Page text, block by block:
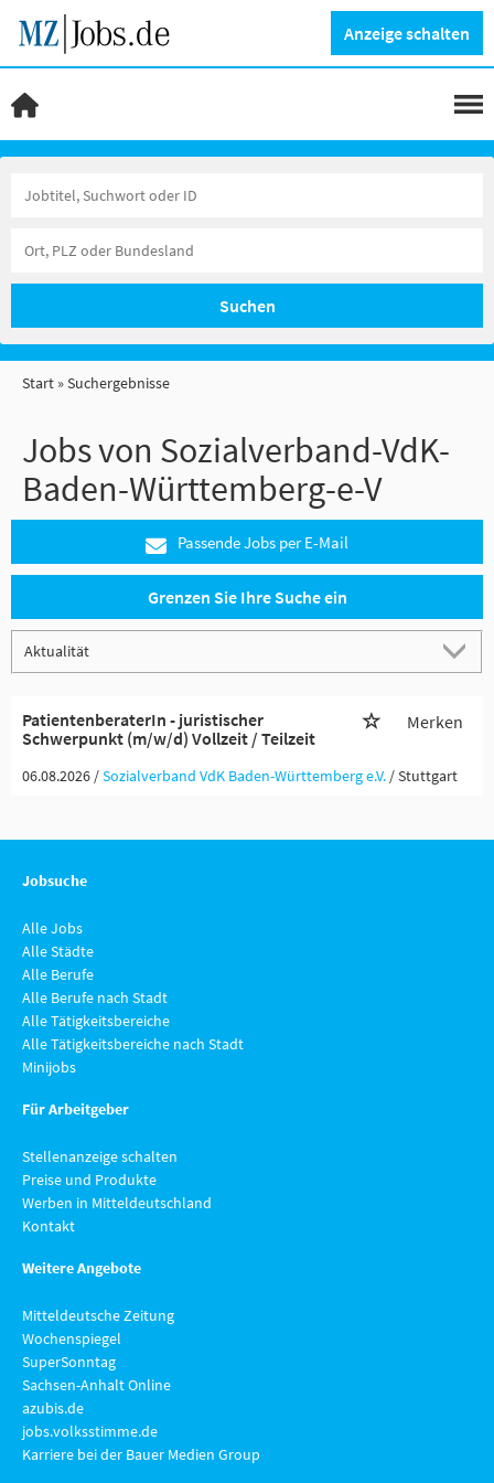
Anzeige schalten
Suchen
Start Suchergebnisse
Jobs von Sozialverband-VdK-
Baden-Württemberg-e-V
Passende Jobs per E-Mail
Grenzen Sie Ihre Suche ein
PatientenberaterIn - juristischer
Schwerpunkt (m/w/d) Vollzeit / Teilzeit
Merken
06.08.2026 /Sozialverband VdK Baden-Württemberg e.V. / Stuttgart
Jobsuche
Alle Jobs
Alle Städte
Alle Berufe
Alle Berufe nach Stadt
Alle Tätigkeitsbereiche
Alle Tätigkeitsbereiche nach Stadt
Minijobs
Für Arbeitgeber
Stellenanzeige schalten
Preise und Produkte
Werben in Mitteldeutschland
Kontakt
Weitere Angebote
Mitteldeutsche Zeitung
Wochenspiegel
SuperSonntag
Sachsen-Anhalt Online
azubis.de
jobs.volksstimme.de
Karriere bei der Bauer Medien Group